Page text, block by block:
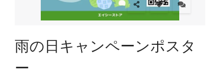
雨の日キャンペーンポスタ
ー